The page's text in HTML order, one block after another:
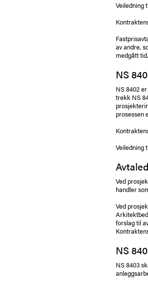
Veiledning
av andre,
medgått
NS
NS 8402
trekk NS
prosessen
Veiledning
Ved
handler
Ved
forslag til
NS
NS 8403